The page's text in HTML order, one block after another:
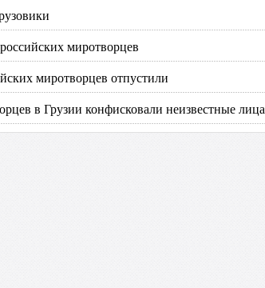
миротворцев
миротворцев отпустили
в Грузии конфисковали неизвестные лица